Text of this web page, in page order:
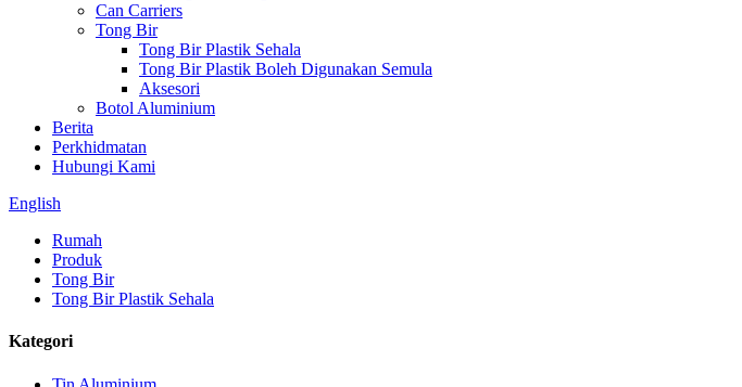
Can Carriers
Tong Bir
Tong Bir Plastik Sehala
Tong Bir Plastik Boleh Digunakan Semula
Aksesori
Botol Aluminium
Berita
Perkhidmatan
Hubungi Kami
English
Rumah
Produk
Tong Bir
Tong Bir Plastik Sehala
Kategori